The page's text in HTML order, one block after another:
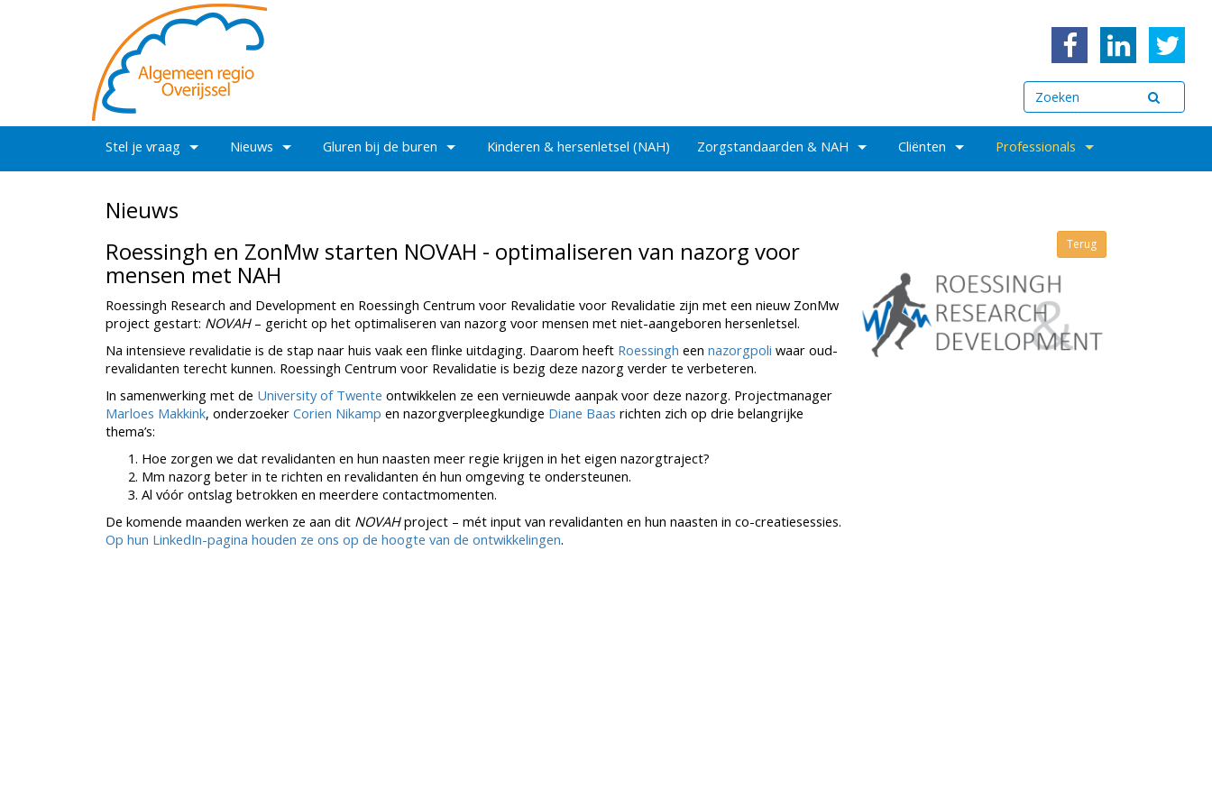
Stel je vraag Nieuws Gluren bij de buren Kinderen & hersenletsel (NAH) Zorgstandaarden & NAH Cliënten Professionals
Nieuws
Terug
Roessingh en ZonMw starten NOVAH - optimaliseren van nazorg voor
mensen met NAH
Roessingh Research and Development en Roessingh Centrum voor Revalidatie voor Revalidatie zijn met een nieuw ZonMw
project gestart: NOVAH– gericht op het optimaliseren van nazorg voor mensen met niet-aangeboren hersenletsel.
Na intensieve revalidatie is de stap naar huis vaak een flinke uitdaging. Daarom heeft Roessingh een nazorgpoli waar oud-
revalidanten terecht kunnen. Roessingh Centrum voor Revalidatie is bezig deze nazorg verder te verbeteren.
In samenwerking met de University of Twente ontwikkelen ze een vernieuwde aanpak voor deze nazorg. Projectmanager
Marloes Makkink, onderzoeker Corien Nikamp en nazorgverpleegkundige Diane Baas richten zich op drie belangrijke
thema’s:
Hoe zorgen we dat revalidanten en hun naasten meer regie krijgen in het eigen nazorgtraject?
Mm nazorg beter in te richten en revalidanten én hun omgeving te ondersteunen.
Al vóór ontslag betrokken en meerdere contactmomenten.
De komende maanden werken ze aan dit NOVAHproject – mét input van revalidanten en hun naasten in co-creatiesessies.
Op hun LinkedIn-pagina houden ze ons op de hoogte van de ontwikkelingen.